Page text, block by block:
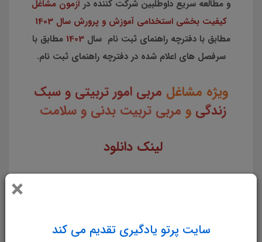
×
سایت پرتو یادگیری تقدیم می کند
و مطالعه سریع داوطلبین شرکت کننده در آزمون مشاغل
کیفیت بخشی استخدامی آموزش و پرورش سال 1403
مطابق با دفترچه راهنمای ثبت نام سال1403 مطابق با
سرفصل های اعلام شده در دفترچه راهنمای ثبت نام.
ویژه مشاغل مربی امور تربیتی و سبک
زندگی و مربی تربیت بدنی و سلامت
لینک دانلود